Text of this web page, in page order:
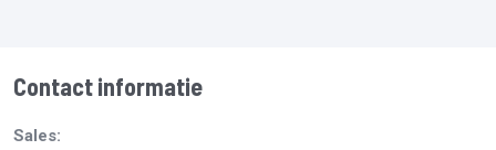
Contact informatie
Sales: